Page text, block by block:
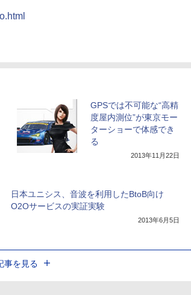
GPSでは不可能な“高精
度屋内測位”が東京モー
ターショーで体感でき
る
2013年11月22日
日本ユニシス、音波を利用したBtoB向け
O2Oサービスの実証実験
2013年6月5日
事を見る